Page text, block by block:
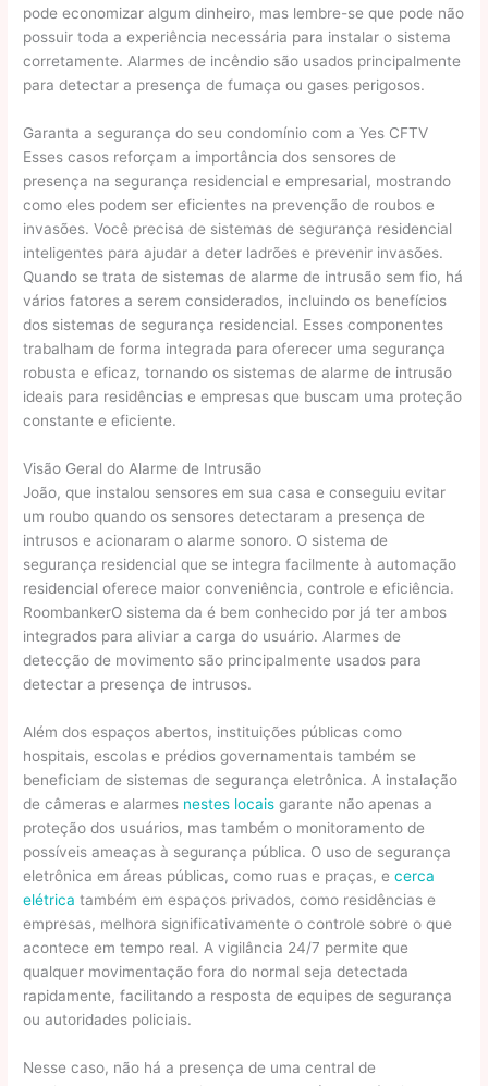
pode economizar algum dinheiro, mas lembre-se que pode não
possuir toda a experiência necessária para instalar o sistema
corretamente. Alarmes de incêndio são usados principalmente
para detectar a presença de fumaça ou gases perigosos.
Garanta a segurança do seu condomínio com a Yes CFTV
Esses casos reforçam a importância dos sensores de
presença na segurança residencial e empresarial, mostrando
como eles podem ser eficientes na prevenção de roubos e
invasões. Você precisa de sistemas de segurança residencial
inteligentes para ajudar a deter ladrões e prevenir invasões.
Quando se trata de sistemas de alarme de intrusão sem fio, há
vários fatores a serem considerados, incluindo os benefícios
dos sistemas de segurança residencial. Esses componentes
trabalham de forma integrada para oferecer uma segurança
robusta e eficaz, tornando os sistemas de alarme de intrusão
ideais para residências e empresas que buscam uma proteção
constante e eficiente.
Visão Geral do Alarme de Intrusão
João, que instalou sensores em sua casa e conseguiu evitar
um roubo quando os sensores detectaram a presença de
intrusos e acionaram o alarme sonoro. O sistema de
segurança residencial que se integra facilmente à automação
residencial oferece maior conveniência, controle e eficiência.
RoombankerO sistema da é bem conhecido por já ter ambos
integrados para aliviar a carga do usuário. Alarmes de
detecção de movimento são principalmente usados para
detectar a presença de intrusos.
Além dos espaços abertos, instituições públicas como
hospitais, escolas e prédios governamentais também se
beneficiam de sistemas de segurança eletrônica. A instalação
de câmeras e alarmes nestes locais garante não apenas a
proteção dos usuários, mas também o monitoramento de
possíveis ameaças à segurança pública. O uso de segurança
eletrônica em áreas públicas, como ruas e praças, ecerca
elétrica também em espaços privados, como residências e
empresas, melhora significativamente o controle sobre o que
acontece em tempo real. A vigilância 24/7 permite que
qualquer movimentação fora do normal seja detectada
rapidamente, facilitando a resposta de equipes de segurança
ou autoridades policiais.
Nesse caso, não há a presença de uma central de